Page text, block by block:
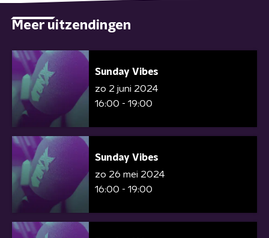
Meer uitzendingen
Sunday Vibes
zo 2 juni 2024
16:00 - 19:00
Sunday Vibes
zo 26 mei 2024
16:00 - 19:00